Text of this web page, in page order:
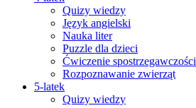
Quizy wiedzy
Język angielski
Nauka liter
Puzzle dla dzieci
Ćwiczenie spostrzegawczości
Rozpoznawanie zwierząt
5-latek
Quizy wiedzy